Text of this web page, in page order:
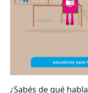
¿Sabés de qué